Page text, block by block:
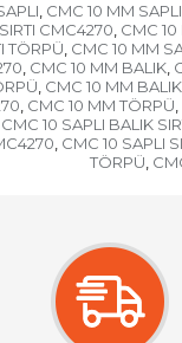
, CMC 10 MM
CMC4270, CMC
TÖRPÜ, CMC 10 MM
, CMC 10 MM BALIK,
, CMC 10 MM
, CMC 10 MM TÖRPÜ,
CMC 10 SAPLI BALIK
, CMC 10 SAPLI
TÖRPÜ,